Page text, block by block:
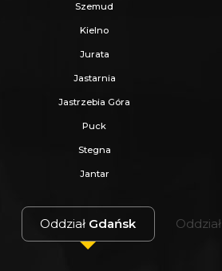
Szemud
Kielno
Jurata
Jastarnia
Jastrzebia Góra
Puck
Stegna
Jantar
Oddział Gdańsk Oddział